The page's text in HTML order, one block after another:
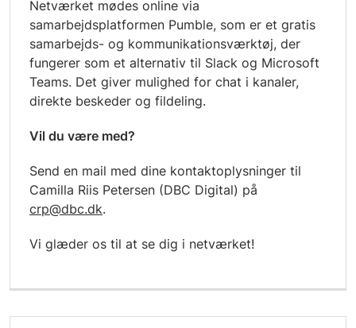
Netværket mødes online via
samarbejdsplatformen Pumble, som er et gratis
samarbejds- og kommunikationsværktøj, der
fungerer som et alternativ til Slack og Microsoft
Teams. Det giver mulighed for chat i kanaler,
direkte beskeder og fildeling.
Vil du være med?
Send en mail med dine kontaktoplysninger til
Camilla Riis Petersen (DBC Digital) på
crp@dbc.dk.
Vi glæder os til at se dig i netværket!